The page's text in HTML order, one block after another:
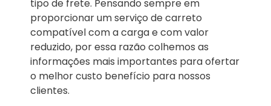
tipo de frete. Pensando sempre em
proporcionar um serviço de carreto
compatível com a carga e com valor
reduzido, por essa razão colhemos as
informações mais importantes para ofertar
o melhor custo benefício para nossos
clientes.